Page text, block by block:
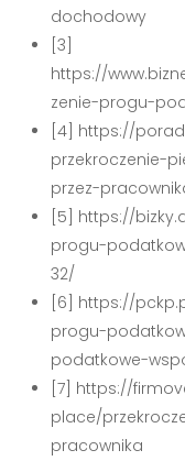
dochodowy
[3]
https://
zenie-progu-
[4] https://
przekroczenie-
przez-
[5] https://
progu-
32/
[6] https://
progu-
podatkowe-
[7] https://
place/
pracownika